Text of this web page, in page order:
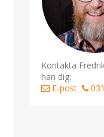
Kontakta
han dig:
E-post